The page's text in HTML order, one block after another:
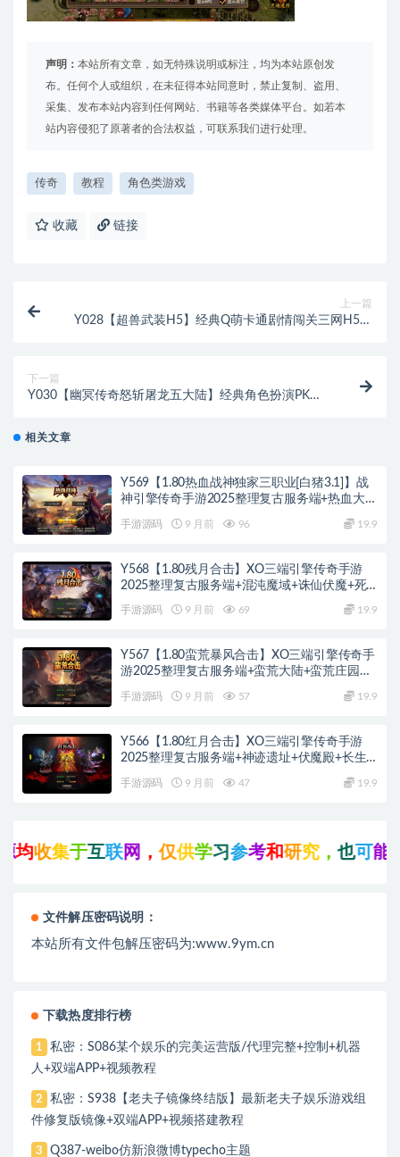
声明： 本站所有文章，如无特殊说明或标注，均为本站原创发
布。任何个人或组织，在未征得本站同意时，禁止复制、盗用、
采集、发布本站内容到任何网站、书籍等各类媒体平台。如若本
站内容侵犯了原著者的合法权益，可联系我们进行处理。
传奇 教程 角色类游戏
收藏 链接
上一篇
Y028【超兽武装H5】经典Q萌卡通剧情闯关三网H5全
下一篇
Y030【幽冥传奇怒斩屠龙五大陆】经典角色扮演PK类
相关文章
Y569【1.80热血战神独家三职业[白猪3.1]】战
神引擎传奇手游2025整理复古服务端+热血大陆
手游源码 9 月前 96 19.9
Y568【1.80残月合击】XO三端引擎传奇手游
2025整理复古服务端+混沌魔域+诛仙伏魔+死
手游源码 9 月前 69 19.9
Y567【1.80蛮荒暴风合击】XO三端引擎传奇手
游2025整理复古服务端+蛮荒大陆+蛮荒庄园
手游源码 9 月前 57 19.9
Y566【1.80红月合击】XO三端引擎传奇手游
2025整理复古服务端+神迹遗址+伏魔殿+长生
手游源码 9 月前 47 19.9
集于互联网 ，仅 供 学习参考和研究，也可 能存 在
文件解压密码说明：
本站所有文件包解压密码为:www.9ym.cn
下载热度排行榜
1
私密：S086某个娱乐的完美运营版/代理完整+控制+机器
人+双端APP+视频教程
2
私密：S938【老夫子镜像终结版】最新老夫子娱乐游戏组
件修复版镜像+双端APP+视频搭建教程
3 Q387-weibo仿新浪微博typecho主题